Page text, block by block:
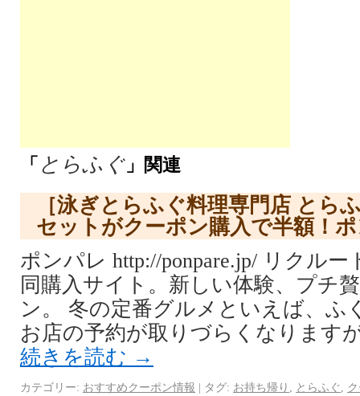
「 とらふぐ 」関連
［泳ぎとらふぐ料理専門店 とら
セットがクーポン購入で半額！
ポンパレ http://ponpare.jp/ リクル
同購入サイト。新しい体験、プチ
ン。 冬の定番グルメといえば、ふ
お店の予約が取りづらくなります
続きを読む →
カテゴリー: おすすめクーポン情報 | タグ: お持ち帰り とらふぐ